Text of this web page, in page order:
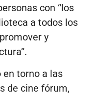
con “los
a todos los
y
en torno a las
de cine fórum,